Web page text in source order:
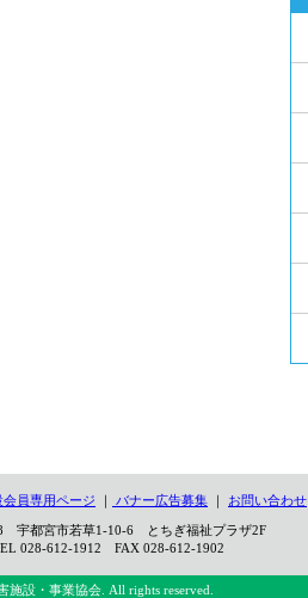
会員専用ページ ｜ バナー広告募集 ｜ お問い合わせ
宇都宮市若草1-10-6 とちぎ福祉プラザ2F
028-612-1912 FAX 028-612-1902
設・事業協会. All rights reserved.